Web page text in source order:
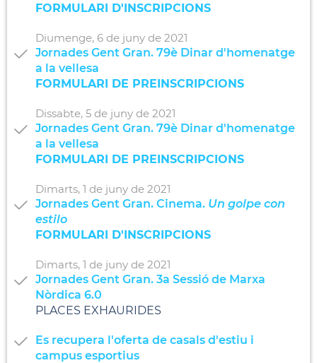
FORMULARI D'INSCRIPCIONS
Diumenge, 6 de juny de 2021
Jornades Gent Gran. 79è Dinar d'homenatge
a la vellesa
FORMULARI DE PREINSCRIPCIONS
Dissabte, 5 de juny de 2021
Jornades Gent Gran. 79è Dinar d'homenatge
a la vellesa
FORMULARI DE PREINSCRIPCIONS
Dimarts, 1 de juny de 2021
Jornades Gent Gran. Cinema. Un golpe con
estilo
FORMULARI D'INSCRIPCIONS
Dimarts, 1 de juny de 2021
Jornades Gent Gran. 3a Sessió de Marxa
Nòrdica 6.0
PLACES EXHAURIDES
Es recupera l'oferta de casals d'estiu i
campus esportius